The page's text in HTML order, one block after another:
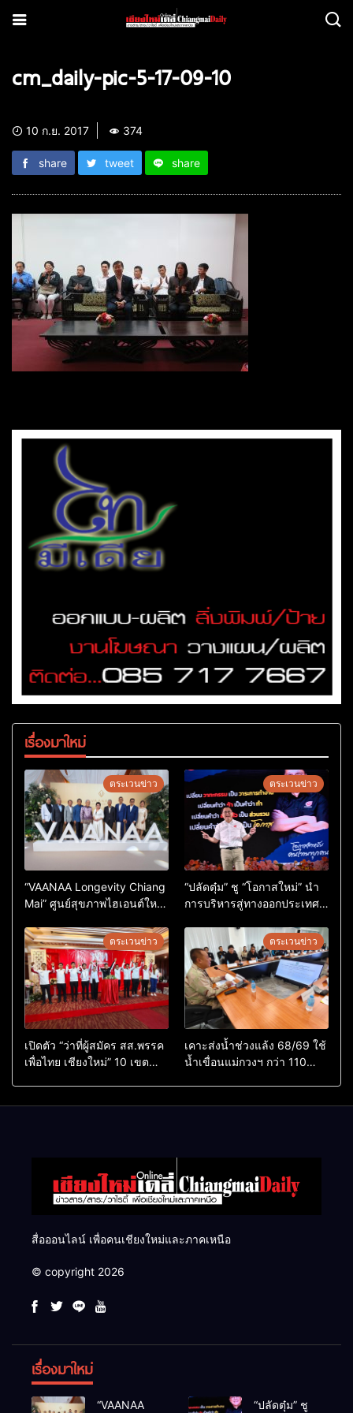
cm_daily-pic-5-17-09-10
10 ก.ย. 2017 374
share tweet share
เรื่องมาใหม่
ตระเวนข่าว
“VAANAA Longevity Chiang
Mai” ศูนย์สุขภาพไฮเอนต์ใหญ่
ตระเวนข่าว
“ปลัดตุ๋ม” ชู “โอกาสใหม่” นำ
การบริหารสู่ทางออกประเทศ
ตระเวนข่าว
เปิดตัว “ว่าที่ผู้สมัคร สส.พรรค
เพื่อไทย เชียงใหม่” 10 เขต
ตระเวนข่าว
เคาะส่งน้ำช่วงแล้ง 68/69 ใช้
น้ำเขื่อนแม่กวงฯ กว่า 110
สื่อออนไลน์ เพื่อคนเชียงใหม่และภาคเหนือ
© copyright 2026
เรื่องมาใหม่
“VAANAA “ปลัดตุ๋ม” ชู